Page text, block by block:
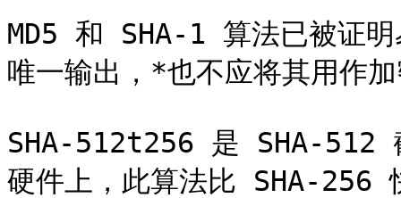
MD5 和 SHA-1 算法已被证明
唯一输出，*也不应将其用作
SHA-512t256 是 SHA-512
硬件上，此算法比 SHA-256